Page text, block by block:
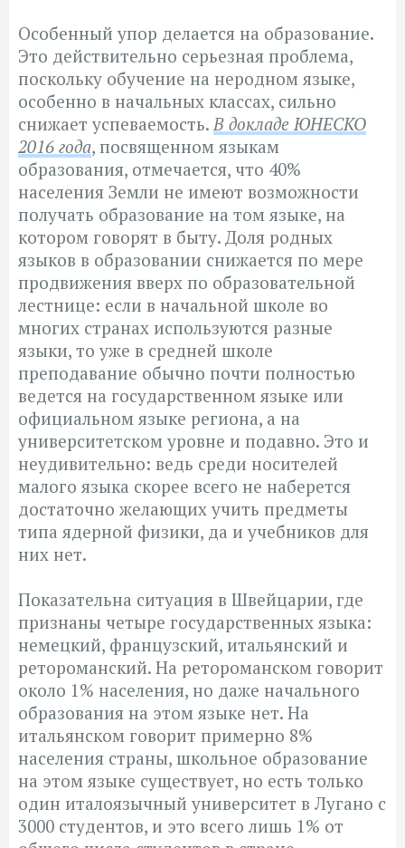
Особенный упор делается на образование.
Это действительно серьезная проблема,
поскольку обучение на неродном языке,
особенно в начальных классах, сильно
снижает успеваемость. В докладе ЮНЕСКО
2016 года, посвященном языкам
образования, отмечается, что 40%
населения Земли не имеют возможности
получать образование на том языке, на
котором говорят в быту. Доля родных
языков в образовании снижается по мере
продвижения вверх по образовательной
лестнице: если в начальной школе во
многих странах используются разные
языки, то уже в средней школе
преподавание обычно почти полностью
ведется на государственном языке или
официальном языке региона, а на
университетском уровне и подавно. Это и
неудивительно: ведь среди носителей
малого языка скорее всего не наберется
достаточно желающих учить предметы
типа ядерной физики, да и учебников для
них нет.
Показательна ситуация в Швейцарии, где
признаны четыре государственных языка:
немецкий, французский, итальянский и
ретороманский. На ретороманском говорит
около 1% населения, но даже начального
образования на этом языке нет. На
итальянском говорит примерно 8%
населения страны, школьное образование
на этом языке существует, но есть только
один италоязычный университет в Лугано с
3000 студентов, и это всего лишь 1% от